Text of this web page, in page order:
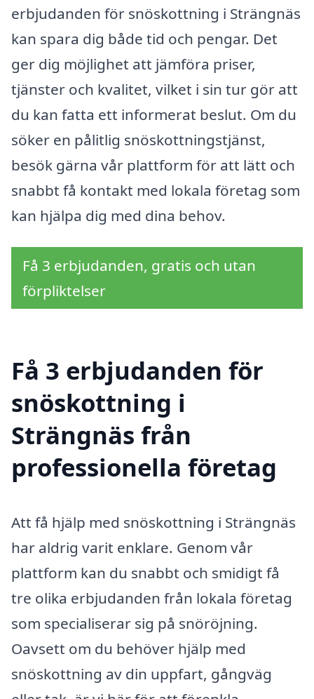
erbjudanden för snöskottning i Strängnäs
kan spara dig både tid och pengar. Det
ger dig möjlighet att jämföra priser,
tjänster och kvalitet, vilket i sin tur gör att
du kan fatta ett informerat beslut. Om du
söker en pålitlig snöskottningstjänst,
besök gärna vår plattform för att lätt och
snabbt få kontakt med lokala företag som
kan hjälpa dig med dina behov.
Få 3 erbjudanden, gratis och utan
förpliktelser
Få 3 erbjudanden för
snöskottning i
Strängnäs från
professionella företag
Att få hjälp med snöskottning i Strängnäs
har aldrig varit enklare. Genom vår
plattform kan du snabbt och smidigt få
tre olika erbjudanden från lokala företag
som specialiserar sig på snöröjning.
Oavsett om du behöver hjälp med
snöskottning av din uppfart, gångväg